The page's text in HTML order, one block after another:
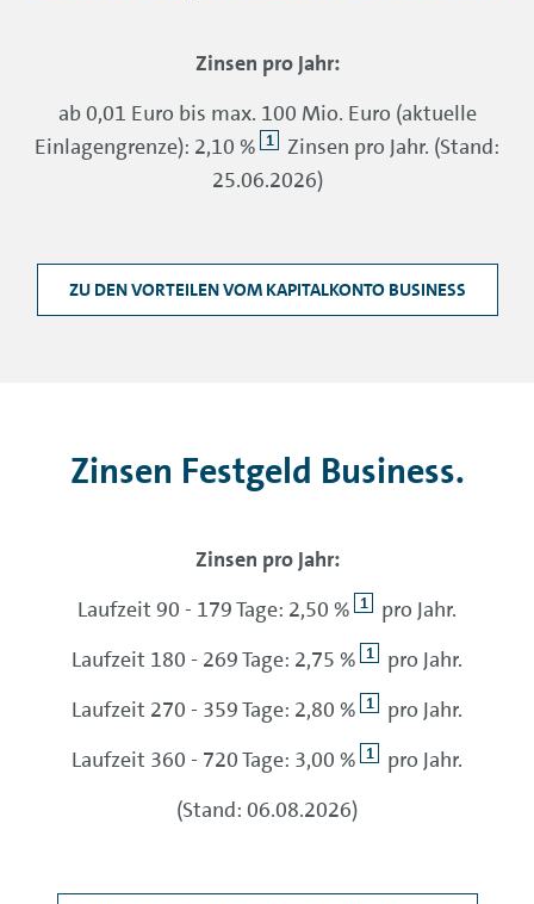
Zinsen pro Jahr:
ab 0,01 Euro bis max. 100 Mio. Euro (aktuelle
Einlagengrenze): 2,10 % 1
Zinsen pro Jahr. (Stand:
25.06.2026)
ZU DEN VORTEILEN VOM KAPITALKONTO BUSINESS
Zinsen Festgeld Business.
Zinsen pro Jahr:
Laufzeit 90 - 179 Tage: 2,50 % 1
pro Jahr.
Laufzeit 180 - 269 Tage: 2,75 % 1
pro Jahr.
Laufzeit 270 - 359 Tage: 2,80 % 1
pro Jahr.
Laufzeit 360 - 720 Tage: 3,00 % 1
pro Jahr.
(Stand: 06.08.2026)